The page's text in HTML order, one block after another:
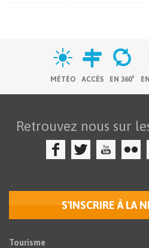
MÉTÉO ACCÈS EN 360°
Retrouvez nous sur
S'INSCRIRE À LA
Tourisme